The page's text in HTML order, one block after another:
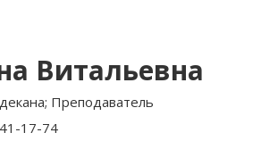
Витальевна
Преподаватель
17-74